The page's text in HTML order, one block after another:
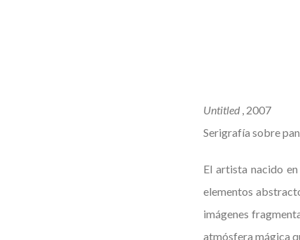
Untitled , 2007
Serigrafía sobre
El artista nacido
elementos
imágenes
atmósfera mágica